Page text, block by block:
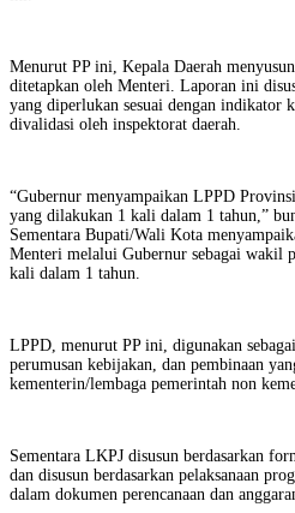
Menurut PP ini, Kepala Daerah
ditetapkan oleh Menteri. Laporan ini
yang diperlukan sesuai dengan indikator
divalidasi oleh inspektorat daerah.
“Gubernur menyampaikan LPPD
yang dilakukan 1 kali dalam 1 tahun,”
Sementara Bupati/Wali Kota
Menteri melalui Gubernur sebagai wakil
kali dalam 1 tahun.
LPPD, menurut PP ini, digunakan
perumusan kebijakan, dan pembinaan
kementerin/lembaga pemerintah non
Sementara LKPJ disusun berdasarkan
dan disusun berdasarkan pelaksanaan
dalam dokumen perencanaan dan